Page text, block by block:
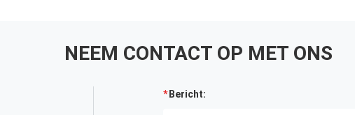
NEEM CONTACT OP MET ONS
Bericht: